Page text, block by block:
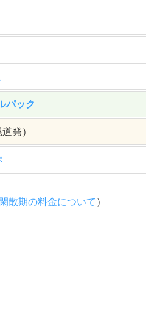
パック
道発）
散期の料金について ）